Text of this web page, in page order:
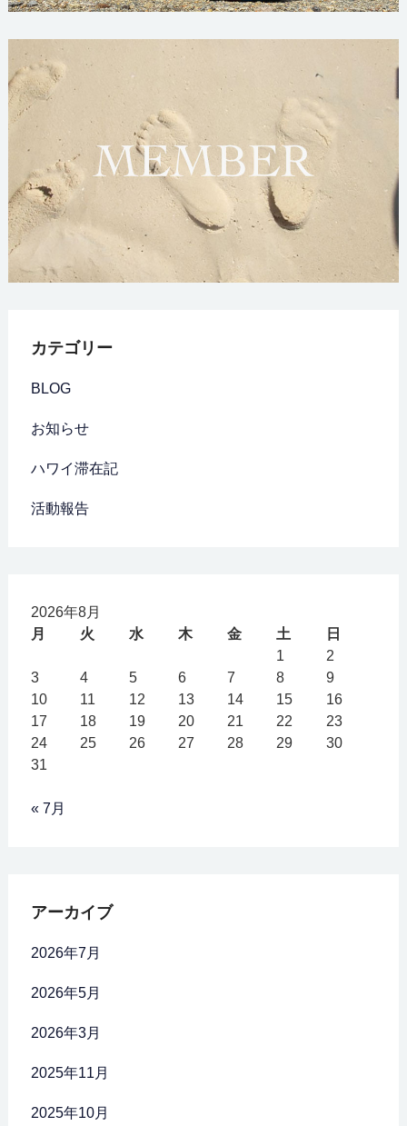
カテゴリー
BLOG
お知らせ
ハワイ滞在記
活動報告
2026年8月
月
火 水 木 金 土
日
1
2
3
4 5 6 7 8
9
10
11 12 13 14 15
16
17
18 19 20 21 22
23
24
25 26 27 28 29
30
31
« 7月
アーカイブ
2026年7月
2026年5月
2026年3月
2025年11月
2025年10月